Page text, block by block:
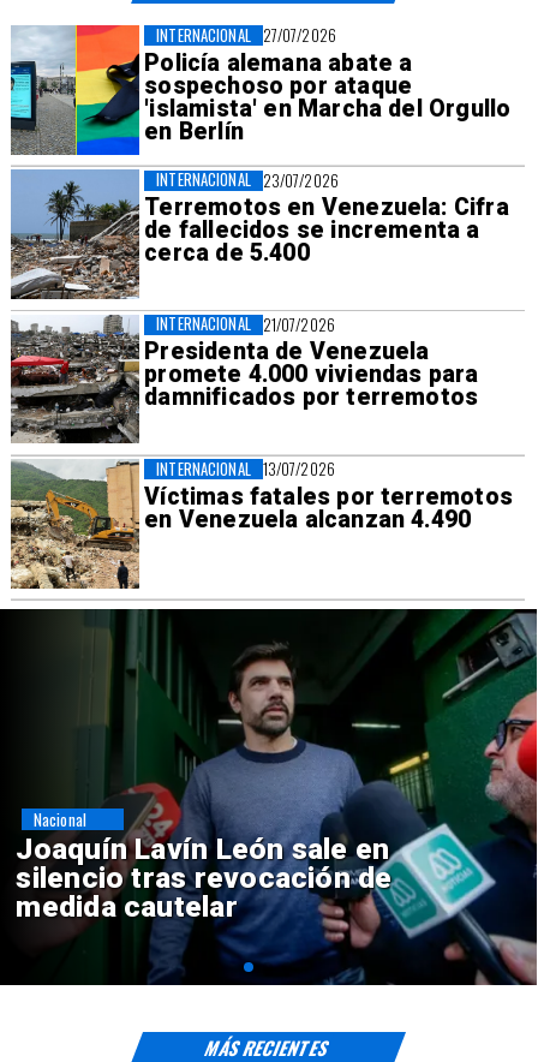
27/07/2026
Policía alemana abate a
sospechoso por ataque
'islamista' en Marcha del Orgullo
en Berlín
INTERNACIONAL
23/07/2026
Terremotos en Venezuela: Cifra
de fallecidos se incrementa a
cerca de 5.400
INTERNACIONAL
21/07/2026
Presidenta de Venezuela
promete 4.000 viviendas para
damnificados por terremotos
INTERNACIONAL
13/07/2026
Víctimas fatales por terremotos
en Venezuela alcanzan 4.490
INTERNACIONAL
Chile y Venezuela formalizan
reinicio de relaciones
consulares
Nacional
MÁS RECIENTES